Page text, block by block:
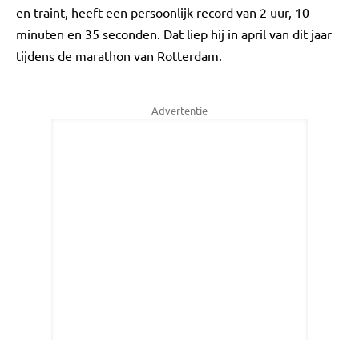
en traint, heeft een persoonlijk record van 2 uur, 10
minuten en 35 seconden. Dat liep hij in april van dit jaar
tijdens de marathon van Rotterdam.
Advertentie